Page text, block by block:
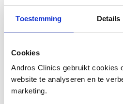
Toestemming Details
Cookies
Andros Clinics gebruikt cookies
website te analyseren en te
marketing.